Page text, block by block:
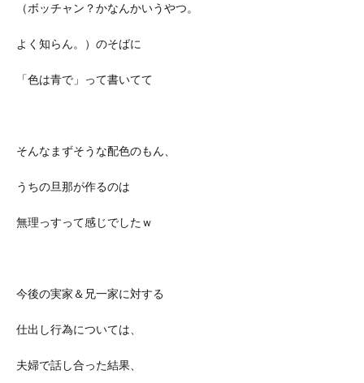
（ボッチャン？かなんかいうやつ。
よく知らん。）のそばに
「色は青で」って書いてて
そんなまずそうな配色のもん、
うちの旦那が作るのは
無理っすって感じでしたｗ
今後の実家＆兄一家に対する
仕出し行為については、
夫婦で話し合った結果、